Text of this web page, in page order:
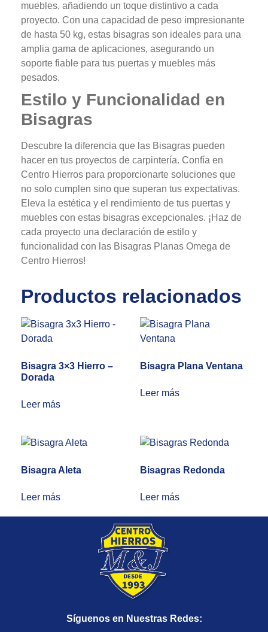
muebles, añadiendo un toque distintivo a cada
proyecto. Con una capacidad de peso impresionante
de hasta 50 kg, estas bisagras son ideales para una
amplia gama de aplicaciones, asegurando un
soporte fiable para tus puertas y muebles más
pesados.
Estilo y Funcionalidad en
Bisagras
Descubre la diferencia que las Bisagras pueden
hacer en tus proyectos de carpintería. Confía en
Centro Hierros para proporcionarte soluciones que
no solo cumplen sino que superan tus expectativas.
Eleva la estética y el rendimiento de tus puertas y
muebles con estas bisagras excepcionales. ¡Haz de
cada proyecto una declaración de estilo y
funcionalidad con las Bisagras Planas Omega de
Centro Hierros!
Productos relacionados
Bisagra 3×3 Hierro –
Dorada
Leer más
Bisagra Plana Ventana
Leer más
Bisagra Aleta
Leer más
Bisagras Redonda
Leer más
Síguenos en Nuestras Redes: